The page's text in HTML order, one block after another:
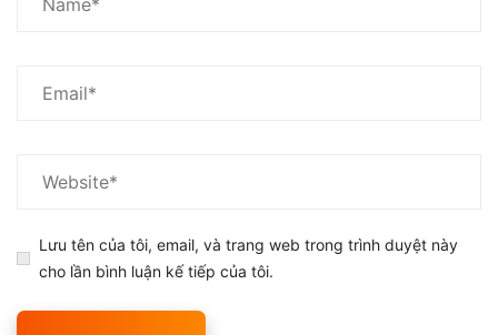
Lưu tên của tôi, email, và trang web trong trình duyệt này
cho lần bình luận kế tiếp của tôi.